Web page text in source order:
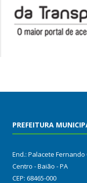
PREFEITURA
End.: Palacete
Centro - Baião - PA
CEP: 68465-000